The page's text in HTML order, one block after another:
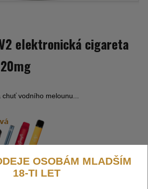
elektronická cigareta
vodního melounu...
OSOBÁM MLADŠÍM
18-TI LET